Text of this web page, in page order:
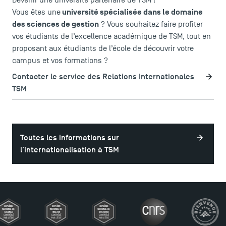
FAQ
Contact
Plans et accès à TSM
Vous êtes uneuniversité spécialisée dans le domaine
des sciences de gestion ? Vous souhaitez faire profiter
vos étudiants de l’excellence académique de TSM, tout en
proposant aux étudiants de l’école de découvrir votre
campus et vos formations ?
Contacter le service des Relations Internationales
TSM
Toutes les informations sur
l'internationalisation à TSM